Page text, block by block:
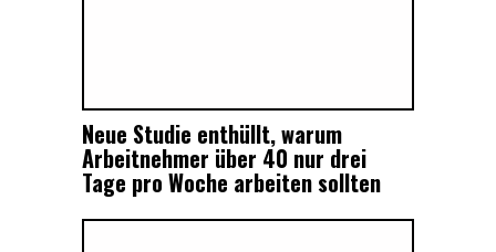
Neue Studie enthüllt, warum
Arbeitnehmer über 40 nur drei
Tage pro Woche arbeiten sollten